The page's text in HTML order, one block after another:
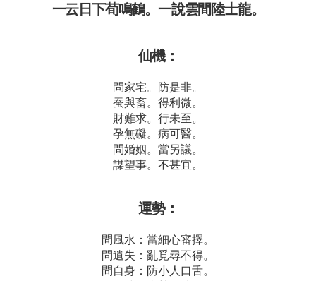
一云日下荀鳴鶴。一說雲間陸士龍。
仙機：
問家宅。防是非。
蚕與畜。得利微。
財難求。行未至。
孕無礙。病可醫。
問婚姻。當另議。
謀望事。不甚宜。
運勢：
問風水：當細心審擇。
問遺失：亂覓尋不得。
問自身：防小人口舌。